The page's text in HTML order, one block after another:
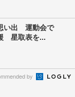
い出 運動会で
星取表を...
by